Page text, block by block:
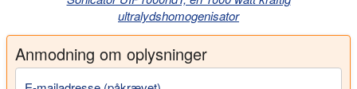
ultralydshomogenisator
Anmodning om oplysninger